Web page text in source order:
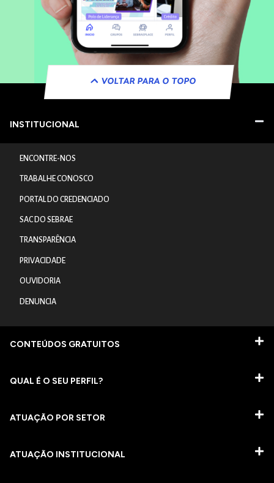
VOLTAR PARA O TOPO
INSTITUCIONAL
ENCONTRE-NOS
TRABALHE CONOSCO
PORTAL DO CREDENCIADO
SAC DO SEBRAE
TRANSPARÊNCIA
PRIVACIDADE
OUVIDORIA
DENUNCIA
CONTEÚDOS GRATUITOS
QUAL É O SEU PERFIL?
ATUAÇÃO POR SETOR
ATUAÇÃO INSTITUCIONAL